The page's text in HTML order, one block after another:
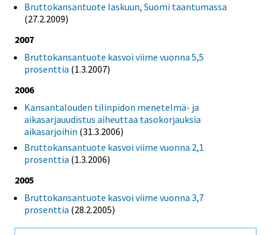
Bruttokansantuote laskuun, Suomi taantumassa
(27.2.2009)
2007
Bruttokansantuote kasvoi viime vuonna 5,5
prosenttia (1.3.2007)
2006
Kansantalouden tilinpidon menetelmä- ja
aikasarjauudistus aiheuttaa tasokorjauksia
aikasarjoihin (31.3.2006)
Bruttokansantuote kasvoi viime vuonna 2,1
prosenttia (1.3.2006)
2005
Bruttokansantuote kasvoi viime vuonna 3,7
prosenttia (28.2.2005)